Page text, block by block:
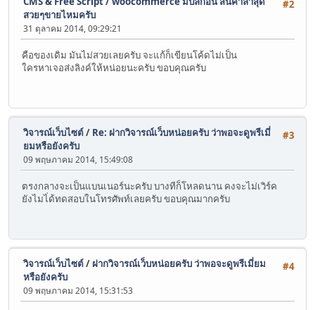
#2
สวยๆขายไหมครับ
31 ตุลาคม 2014, 09:29:21
คือของเดิม มันไม่สวยเลยครับ จะแก้ก็เขียนโค้ดไม่เป็น
ใครหาเจอส่งลิงค์ให้หน่อยนะครับ ขอบคุณครับ
#3
วิจารณ์เว็บไซต์/ Re: ฝากวิจารณ์เว็บหน่อยครับ ว่าพอจะดูพรีเมี่
ยมหรือยังครับ
09 พฤษภาคม 2014, 15:49:08
ตรงกลางจะเป็นแบนเนอร์นะครับ บางทีก็โหลดนาน คงจะไม่เวิร์ค
ยังไมไ่ด้ทดสอบในโทรศัพท์เลยครับ ขอบคุณมากครับ
#4
วิจารณ์เว็บไซต์/ ฝากวิจารณ์เว็บหน่อยครับ ว่าพอจะดูพรีเมี่ยม
หรือยังครับ
09 พฤษภาคม 2014, 15:31:53